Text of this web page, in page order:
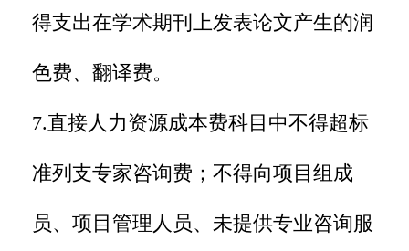
得支出在学术期刊上发表论文产生的润
色费、翻译费。
7.直接人力资源成本费科目中不得超标
准列支专家咨询费；不得向项目组成
员、项目管理人员、未提供专业咨询服